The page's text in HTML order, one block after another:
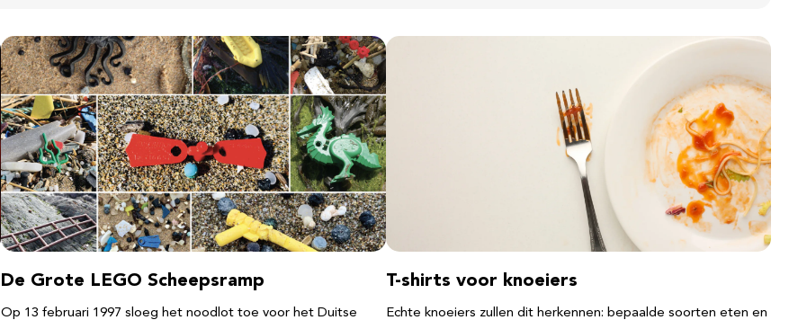
De Grote LEGO Scheepsramp
Op 13 februari 1997 sloeg het noodlot toe voor het Duitse
T-shirts voor knoeiers
Echte knoeiers zullen dit herkennen: bepaalde soorten eten en